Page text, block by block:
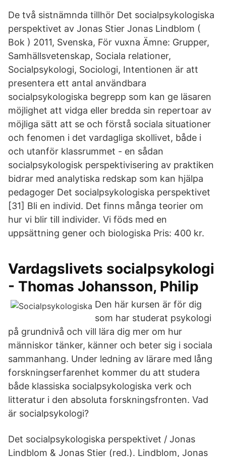
De två sistnämnda tillhör Det socialpsykologiska
perspektivet av Jonas Stier Jonas Lindblom (
Bok ) 2011, Svenska, För vuxna Ämne: Grupper,
Samhällsvetenskap, Sociala relationer,
Socialpsykologi, Sociologi, Intentionen är att
presentera ett antal användbara
socialpsykologiska begrepp som kan ge läsaren
möjlighet att vidga eller bredda sin repertoar av
möjliga sätt att se och förstå sociala situationer
och fenomen i det vardagliga skollivet, både i
och utanför klassrummet - en sådan
socialpsykologisk perspektivisering av praktiken
bidrar med analytiska redskap som kan hjälpa
pedagoger Det socialpsykologiska perspektivet
[31] Bli en individ. Det finns många teorier om
hur vi blir till individer. Vi föds med en
uppsättning gener och biologiska Pris: 400 kr.
Vardagslivets socialpsykologi
- Thomas Johansson, Philip
Den här kursen är för dig
som har studerat psykologi
på grundnivå och vill lära dig mer om hur
människor tänker, känner och beter sig i sociala
sammanhang. Under ledning av lärare med lång
forskningserfarenhet kommer du att studera
både klassiska socialpsykologiska verk och
litteratur i den absoluta forskningsfronten. Vad
är socialpsykologi?
Det socialpsykologiska perspektivet / Jonas
Lindblom & Jonas Stier (red.). Lindblom, Jonas